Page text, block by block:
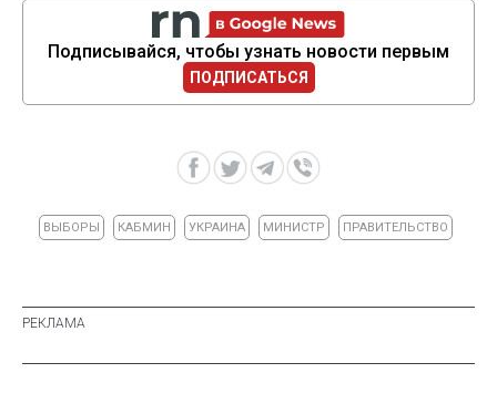
Подписывайся, чтобы узнать новости первым
ПОДПИСАТЬСЯ
ВЫБОРЫ КАБМИН УКРАИНА МИНИСТР ПРАВИТЕЛЬСТВО